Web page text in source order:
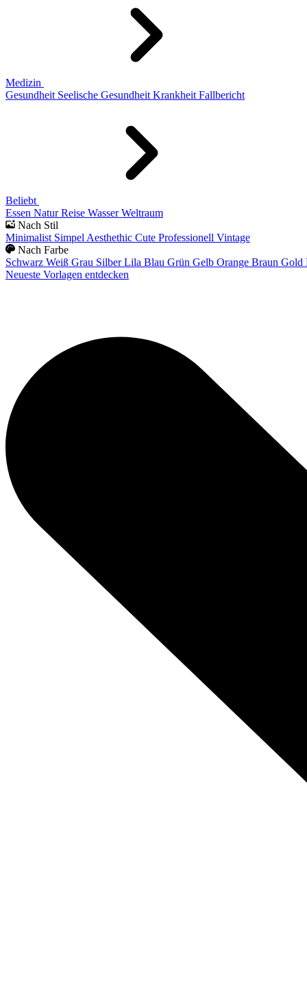
Medizin
Gesundheit Seelische Gesundheit Krankheit Fallbericht
Beliebt
Essen Natur Reise Wasser Weltraum
Nach Stil
Minimalist Simpel Aesthethic Cute Professionell Vintage
Nach Farbe
Schwarz Weiß Grau Silber Lila Blau Grün Gelb Orange Braun Gold
Neueste Vorlagen entdecken